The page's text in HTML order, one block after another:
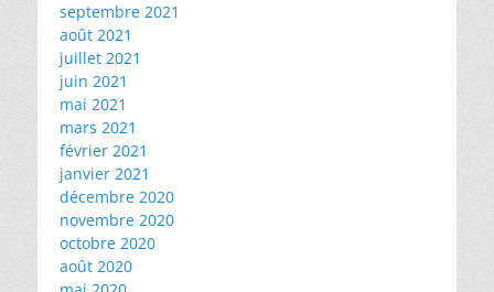
septembre 2021
août 2021
juillet 2021
juin 2021
mai 2021
mars 2021
février 2021
janvier 2021
décembre 2020
novembre 2020
octobre 2020
août 2020